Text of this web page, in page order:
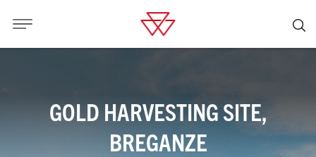
GOLD HARVESTING SITE,
BREGANZE